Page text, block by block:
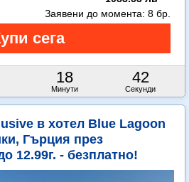
18
Минути
42
Секунди
Заявени до момента: 8 бр.
в хотел Blue Lagoon
Гърция през
12.99г. - безплатно!